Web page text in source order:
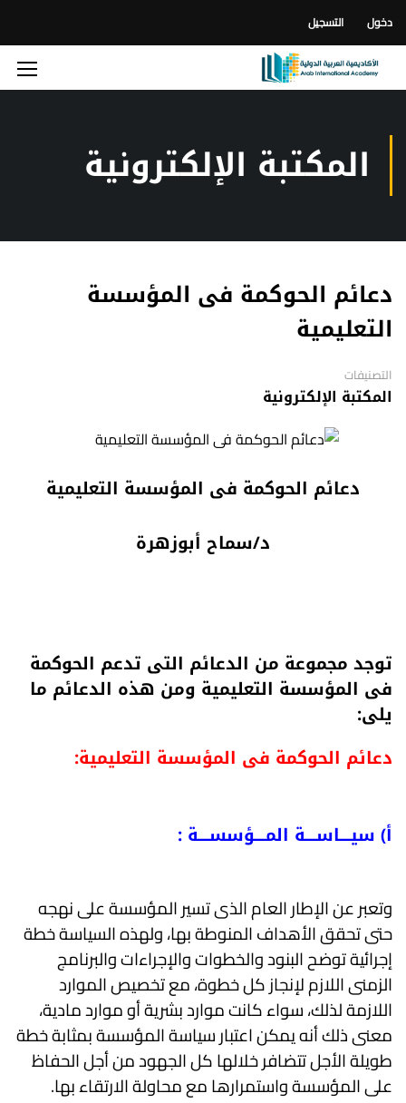
دخول التسجيل
المكتبة الإلكترونية
دعائم الحوكمة فى المؤسسة
التعليمية
التصنيفات
المكتبة الإلكترونية
دعائم الحوكمة فى المؤسسة التعليمية
د/سماح أبوزهرة
توجد مجموعة من الدعائم التى تدعم الحوكمة
فى المؤسسة التعليمية ومن هذه الدعائم ما
يلى:
دعائم الحوكمة فى المؤسسة التعليمية:
أ) سيــــاســــة المــــؤسســــة :
وتعبر عن الإطار العام الذى تسير المؤسسة على نهجه
حتى تحقق الأهداف المنوطة بها، ولهذه السياسة خطة
إجرائية توضح البنود والخطوات والإجراءات والبرنامج
الزمنى اللازم لإنجاز كل خطوة، مع تخصيص الموارد
اللازمة لذلك، سواء كانت موارد بشرية أو موارد مادية،
معنى ذلك أنه يمكن اعتبار سياسة المؤسسة بمثابة خطة
طويلة الأجل تتضافر خلالها كل الجهود من أجل الحفاظ
على المؤسسة واستمرارها مع محاولة الارتقاء بها.